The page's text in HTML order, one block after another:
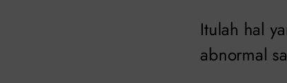
Itulah hal
abnormal